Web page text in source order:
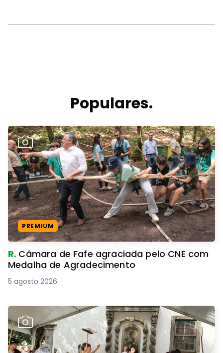
Populares.
PREMIUM
R. Câmara de Fafe agraciada pelo CNE com
Medalha de Agradecimento
5 agosto 2026